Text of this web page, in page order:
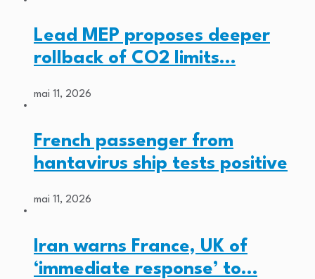
Lead MEP proposes deeper
rollback of CO2 limits…
mai 11, 2026
French passenger from
hantavirus ship tests positive
mai 11, 2026
Iran warns France, UK of
‘immediate response’ to…